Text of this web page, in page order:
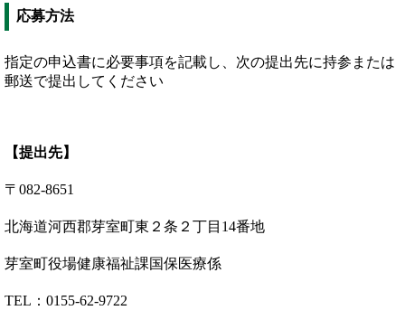
応募方法
指定の申込書に必要事項を記載し、次の提出先に持参または
郵送で提出してください
【提出先】
〒082-8651
北海道河西郡芽室町東２条２丁目14番地
芽室町役場健康福祉課国保医療係
TEL：0155-62-9722